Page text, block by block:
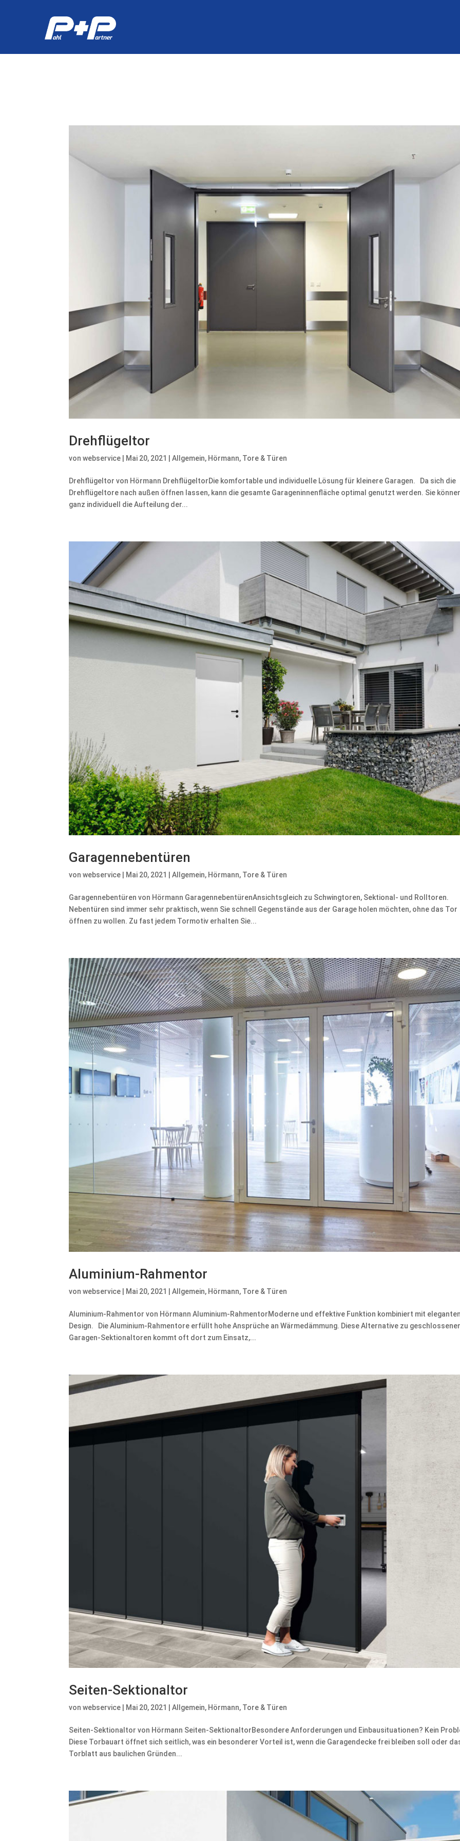
Drehflügeltor
vonwebservice Mai 20, 2021 |Allgemein, Hörmann, Tore & Türen
Drehflügeltor von Hörmann DrehflügeltorDie komfortable und individuelle Lösung für kleinere Garagen. Da sich die
Drehflügeltore nach außen öffnen lassen, kann die gesamte Garageninnenfläche optimal genutzt werden. Sie
ganz individuell die Aufteilung der...
Garagennebentüren
vonwebservice Mai 20, 2021 |Allgemein, Hörmann, Tore & Türen
Garagennebentüren von Hörmann GaragennebentürenAnsichtsgleich zu Schwingtoren, Sektional- und Rolltoren.
Nebentüren sind immer sehr praktisch, wenn Sie schnell Gegenstände aus der Garage holen möchten, ohne das Tor
öffnen zu wollen. Zu fast jedem Tormotiv erhalten Sie...
Aluminium-Rahmentor
vonwebservice Mai 20, 2021 |Allgemein, Hörmann, Tore & Türen
Aluminium-Rahmentor von Hörmann Aluminium-RahmentorModerne und effektive Funktion kombiniert mit
Design. Die Aluminium-Rahmentore erfüllt hohe Ansprüche an Wärmedämmung. Diese Alternative zu
Garagen-Sektionaltoren kommt oft dort zum Einsatz,...
Seiten-Sektionaltor
vonwebservice Mai 20, 2021 |Allgemein, Hörmann, Tore & Türen
Seiten-Sektionaltor von Hörmann Seiten-SektionaltorBesondere Anforderungen und Einbausituationen? Kein
Diese Torbauart öffnet sich seitlich, was ein besonderer Vorteil ist, wenn die Garagendecke frei bleiben soll oder
Torblatt aus baulichen Gründen...